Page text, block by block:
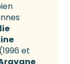
(1996 et